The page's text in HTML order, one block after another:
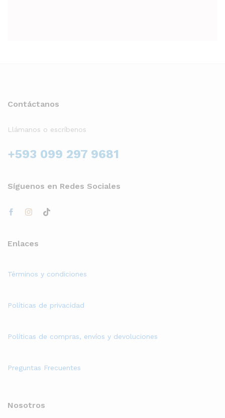
Contáctanos
Llámanos o escríbenos
+593 099 297 9681
Síguenos en Redes Sociales
Enlaces
Términos y condiciones
Políticas de privacidad
Políticas de compras, envíos y devoluciones
Preguntas Frecuentes
Nosotros